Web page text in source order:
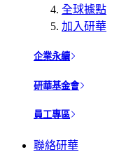
全球據點
加入研華
企業永續
研華基金會
員工專區
聯絡研華